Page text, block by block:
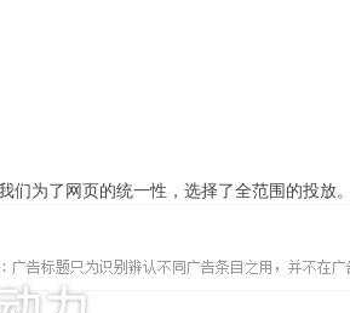
们为了网页的统一性，选择了全范围的投放